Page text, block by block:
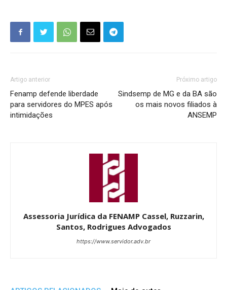
Artigo anterior
Fenamp defende liberdade
para servidores do MPES após
intimidações
Próximo artigo
Sindsemp de MG e da BA são
os mais novos filiados à
ANSEMP
Assessoria Jurídica da FENAMP Cassel, Ruzzarin,
Santos, Rodrigues Advogados
https://www.servidor.adv.br